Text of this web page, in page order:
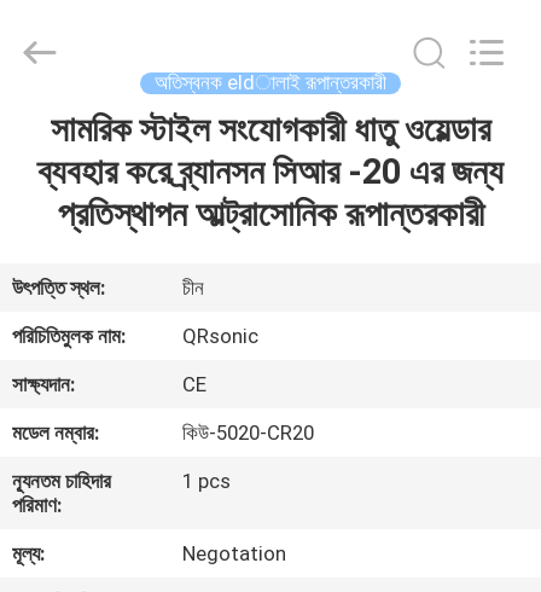
আমাদের
সম্বন্ধে
কারখানা
পরিদর্শন
নিয়ন্ত্রণ
Equipment
Co.,Ltd.
অতিস্বনক eldালাই রূপান্তরকারী
সামরিক স্টাইল সংযোগকারী ধাতু ওয়েল্ডার
ব্যবহার করে ব্র্যানসন সিআর -20 এর জন্য
প্রতিস্থাপন আল্ট্রাসোনিক রূপান্তরকারী
উৎপত্তি স্থল:
চীন
পরিচিতিমুলক নাম:
QRsonic
সাক্ষ্যদান:
CE
মডেল নম্বার:
কিউ-5020-CR20
ন্যূনতম চাহিদার
পরিমাণ:
1 pcs
মূল্য:
Negotation